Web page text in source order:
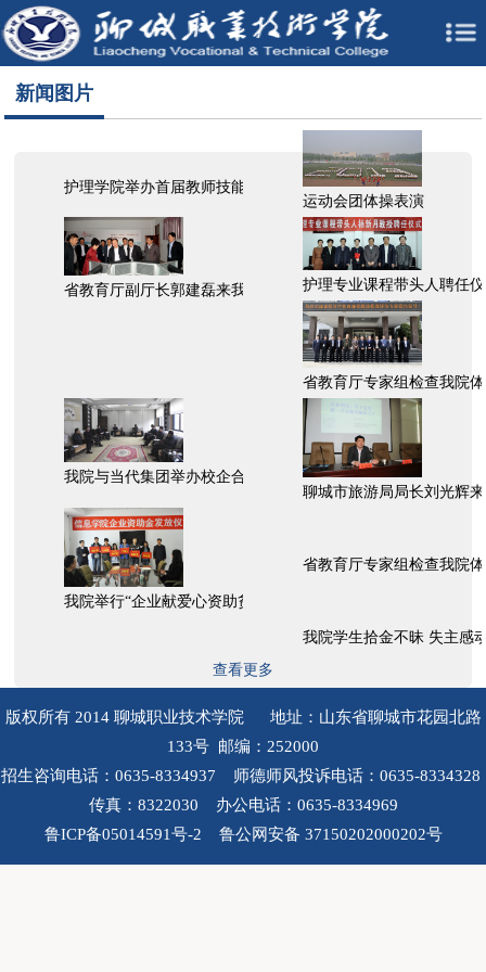
新闻图片
护理学院举办首届教师技能大赛
运动会团体操表演
省教育厅副厅长郭建磊来我院调研 护理专业课程带头人聘任
省教育厅专家组检查我院
我院与当代集团举办校企合作座谈
聊城市旅游局局长刘光辉
我院举行“企业献爱心资助贫困大学生”捐赠仪式
省教育厅专家组检查我院
我院学生拾金不昧 失主感
查看更多
版权所有 2014 聊城职业技术学院 地址：山东省聊城市花园北路
133号 邮编：252000
招生咨询电话：0635-8334937 师德师风投诉电话：0635-8334328
传真：8322030 办公电话：0635-8334969
鲁ICP备05014591号-2 鲁公网安备 37150202000202号